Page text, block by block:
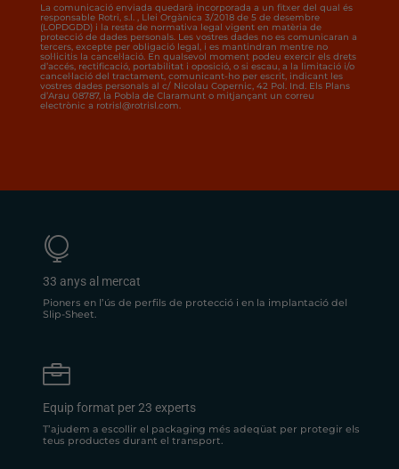
La comunicació enviada quedarà incorporada a un fitxer del qual és
responsable Rotri, s.l. , Llei Orgànica 3/2018 de 5 de desembre
(LOPDGDD) i la resta de normativa legal vigent en matèria de
protecció de dades personals. Les vostres dades no es comunicaran a
tercers, excepte per obligació legal, i es mantindran mentre no
sol·licitis la cancel·lació. En qualsevol moment podeu exercir els drets
d’accés, rectificació, portabilitat i oposició, o si escau, a la limitació i/o
cancel·lació del tractament, comunicant-ho per escrit, indicant les
vostres dades personals al c/ Nicolau Copernic, 42 Pol. Ind. Els Plans
d’Arau 08787, la Pobla de Claramunt o mitjançant un correu
electrònic a rotrisl@rotrisl.com.

33 anys al mercat
Pioners en l’ús de perfils de protecció i en la implantació del
Slip-Sheet.

Equip format per 23 experts
T’ajudem a escollir el packaging més adeqüat per protegir els
teus productes durant el transport.